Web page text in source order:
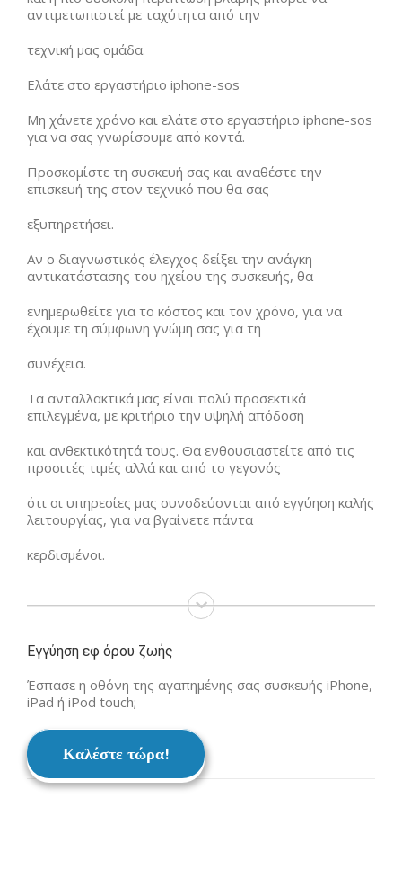
αντιμετωπιστεί με ταχύτητα από την
τεχνική μας ομάδα.
Ελάτε στο εργαστήριο iphone-sos
Μη χάνετε χρόνο και ελάτε στο εργαστήριο iphone-sos
για να σας γνωρίσουμε από κοντά.
Προσκομίστε τη συσκευή σας και αναθέστε την
επισκευή της στον τεχνικό που θα σας
εξυπηρετήσει.
Αν ο διαγνωστικός έλεγχος δείξει την ανάγκη
αντικατάστασης του ηχείου της συσκευής, θα
ενημερωθείτε για το κόστος και τον χρόνο, για να
έχουμε τη σύμφωνη γνώμη σας για τη
συνέχεια.
Τα ανταλλακτικά μας είναι πολύ προσεκτικά
επιλεγμένα, με κριτήριο την υψηλή απόδοση
και ανθεκτικότητά τους. Θα ενθουσιαστείτε από τις
προσιτές τιμές αλλά και από το γεγονός
ότι οι υπηρεσίες μας συνοδεύονται από εγγύηση καλής
λειτουργίας, για να βγαίνετε πάντα
κερδισμένοι.
Εγγύηση εφ όρου ζωής
Έσπασε η οθόνη της αγαπημένης σας συσκευής iPhone,
iPad ή iPod touch;
Καλέστε τώρα!